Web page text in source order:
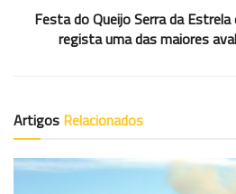
Festa do Queijo Serra da
regista uma das maiores
Artigos Relacionados